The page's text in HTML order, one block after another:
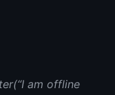
am offline